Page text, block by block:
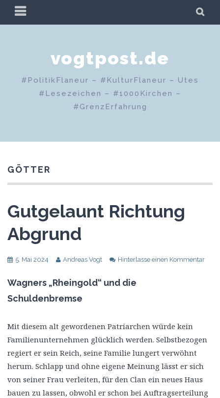
Zum
PRIMÄRES
MENÜ
vogtpost.de
#PolitikFlaneur – #KulturFlaneur – Utes
#Lesezeichen – #1000Kirchen –
#GrenzErfahrung
GÖTTER
Gutgelaunt Richtung
Abgrund
5. Mai 2024 Andreas Vogt Hinterlasse einen Kommentar
Wagners „Rheingold“ und die
Schuldenbremse
Mit diesem alt gewordenen Patriarchen würde kein
Familienunternehmen glücklich werden. Selbstbezogen
regiert er sein Reich, seine Familie lungert verwöhnt
herum. Schlapp und ohne eigene Meinung lässt er sich
von seiner Frau verleiten, für den Clan ein neues Haus
bauen zu lassen, obwohl er schon bei Auftragserteilung